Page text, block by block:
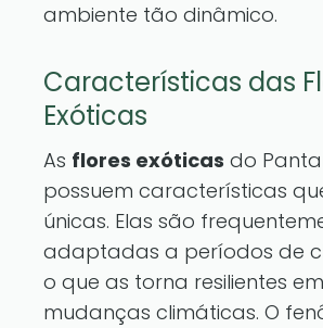
ambiente tão dinâmico.
Características das
Exóticas
As flores exóticas do
possuem características
únicas. Elas são
adaptadas a períodos de
o que as torna resilientes
mudanças climáticas. O